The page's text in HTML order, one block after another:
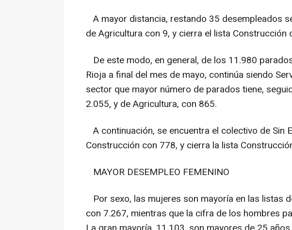
A mayor distancia, restando 35 desempleados
de Agricultura con 9, y cierra el lista Construcción
De este modo, en general, de los 11.980
Rioja a final del mes de mayo, continúa siendo
sector que mayor número de parados tiene,
2.055, y de Agricultura, con 865.
A continuación, se encuentra el colectivo de Sin
Construcción con 778, y cierra la lista
MAYOR DESEMPLEO FEMENINO
Por sexo, las mujeres son mayoría en las listas
con 7.267, mientras que la cifra de los hombres